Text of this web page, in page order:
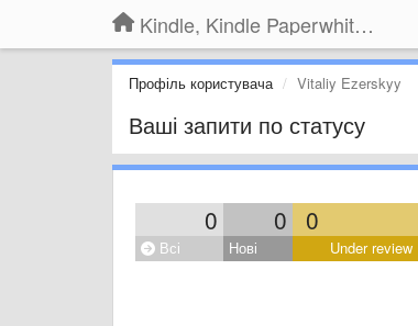
Kindle, Kindle Paperwhite, Kindle Voyage
Профіль користувача Vitaliy Ezerskyy
Ваші запити по статусу
0 0 0
Всі Нові Under review